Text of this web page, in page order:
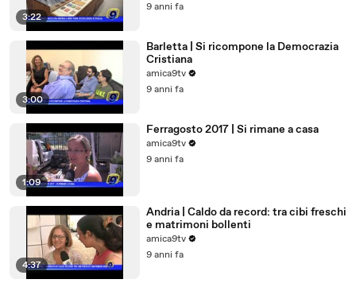
3:22
9 anni fa
3:00
Barletta | Si ricompone la Democrazia
Cristiana
amica9tv
9 anni fa
1:09
Ferragosto 2017 | Si rimane a casa
amica9tv
9 anni fa
4:37
Andria | Caldo da record: tra cibi freschi
e matrimoni bollenti
amica9tv
9 anni fa